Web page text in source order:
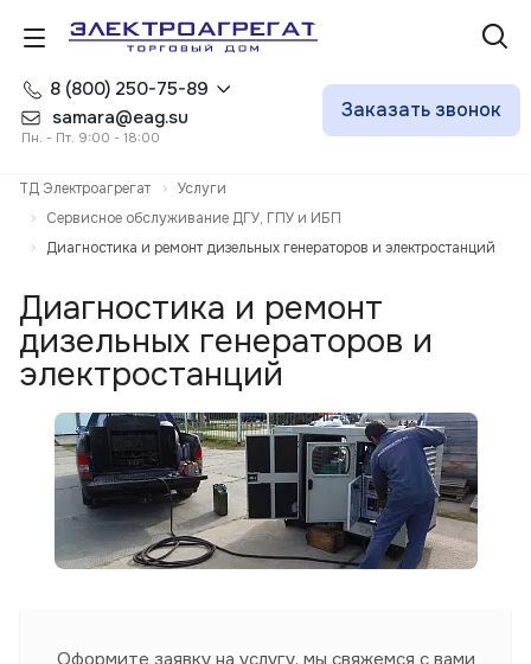
8 (800) 250-75-89
samara@eag.su
Пн. - Пт. 9:00 - 18:00
Заказать звонок
ТД Электроагрегат
Услуги
Сервисное обслуживание ДГУ, ГПУ и ИБП
Диагностика и ремонт дизельных генераторов и электростанций
Диагностика и ремонт
дизельных генераторов и
электростанций
Оформите заявку на услугу, мы свяжемся с вами